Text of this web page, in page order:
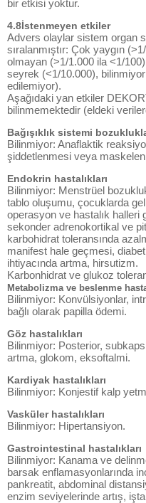
bir etkisi yoktur.
4.8İstenmeyen etkiler
Advers olaylar sistem organ
sıralanmıştır: Çok yaygın
olmayan (>1/1.000 ila <1/
seyrek (<1/10.000),
edilemiyor).
Aşağıdaki yan etkiler
bilinmemektedir (eldeki
Bağışıklık sistemi
Bilinmiyor: Anaflaktik
şiddetlenmesi veya
Endokrin hastalıkları
Bilinmiyor: Menstrüel
tablo oluşumu, çocuklarda
operasyon ve hastalık
sekonder adrenokortikal ve
karbohidrat toleransında
manifest hale geçmesi,
ihtiyacında artma, hirsutizm.
Karbonhidrat ve glukoz
Metabolizma ve beslenme
Bilinmiyor: Konvülsiyonlar,
bağlı olarak papilla ödemi.
Göz hastalıkları
Bilinmiyor: Posterior,
artma, glokom, eksoftalmi.
Kardiyak hastalıkları
Bilinmiyor: Konjestif kalp
Vasküler hastalıkları
Bilinmiyor: Hipertansiyon.
Gastrointestinal hastalıkları
Bilinmiyor: Kanama ve
barsak enflamasyonlarında
pankreatit, abdominal
enzim seviyelerinde artış,